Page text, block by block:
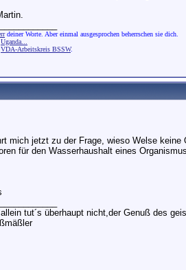
deiner Worte. Aber einmal ausgesprochen beherrschen sie dich.
Uganda...
VDA-Arbeitskreis BSSW.
mich jetzt zu der Frage, wieso Welse
für den Wasserhaushalt eines
allein tut´s überhaupt nicht,der Genuß des